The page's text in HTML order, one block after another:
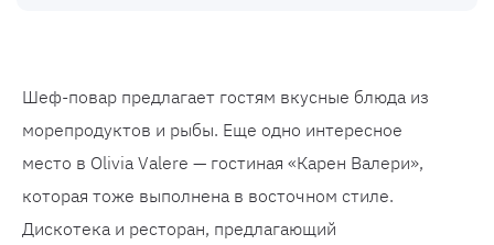
Шеф-повар предлагает гостям вкусные блюда из
морепродуктов и рыбы. Еще одно интересное
место в Olivia Valere — гостиная «Карен Валери»,
которая тоже выполнена в восточном стиле.
Дискотека и ресторан, предлагающий